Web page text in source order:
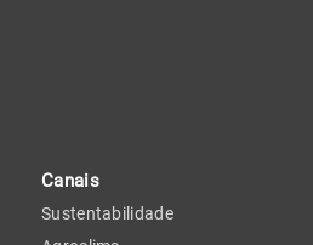
Canais
Sustentabilidade